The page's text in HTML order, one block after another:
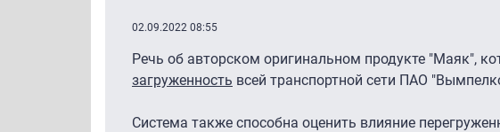
02.09.2022 08:55
Речь об авторском оригинальном продукте "Маяк",
загруженность всей транспортной сети ПАО
Система также способна оценить влияние